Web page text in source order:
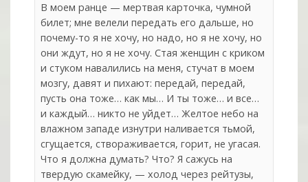
В моем ранце — мертвая карточка, чумной
билет; мне велели передать его дальше, но
почему-то я не хочу, но надо, но я не хочу, но
они ждут, но я не хочу. Стая женщин с криком
и стуком навалились на меня, стучат в моем
мозгу, давят и пихают: передай, передай,
пусть она тоже… как мы… И ты тоже… и все…
и каждый… никто не уйдет… Желтое небо на
влажном западе изнутри наливается тьмой,
сгущается, створаживается, горит, не угасая.
Что я должна думать? Что? Я сажусь на
твердую скамейку, — холод через рейтузы,